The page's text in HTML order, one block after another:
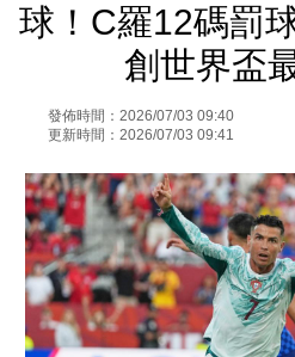
球！C羅12碼罰
創世界盃
發佈時間：2026/07/03 09:40
更新時間：2026/07/03 09:41